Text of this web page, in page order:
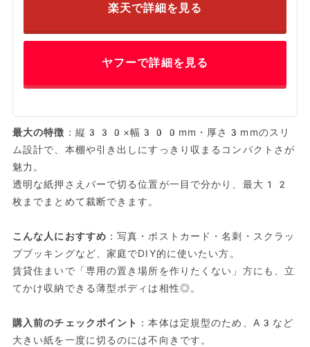
楽天で詳細を見る
ヤフーで詳細を見る
最大の特徴 ：縦330×幅300mm・厚さ3mmのスリ
ム設計で、本棚や引き出しにすっきり収まるコンパクトさが
魅力。
透明な紙押さえバーで切る位置が一目で分かり、最大12
枚までまとめて裁断できます。
こんな人におすすめ ：写真・ポストカード・名刺・スクラッ
プブッキングなど、家庭でDIY的に使いたい方。
賃貸住まいで「専用の置き場所を作りたくない」方にも、立
てかけ収納できる薄型ボディは相性◎。
購入前のチェックポイント
：本体は定規型のため、A3など
大きい紙を一度に切るのには不向きです。